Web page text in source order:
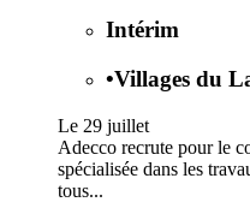
Intérim
•Villages du
Le 29 juillet
Adecco recrute pour le
spécialisée dans les
tous...